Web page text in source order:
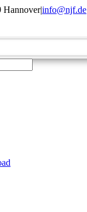
Hannover|info@njf.de